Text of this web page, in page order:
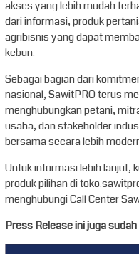
akses yang lebih mudah
dari informasi, produk
agribisnis yang dapat
kebun.
Sebagai bagian dari
nasional, SawitPRO terus
menghubungkan petani,
usaha, dan stakeholder
bersama secara lebih
Untuk informasi lebih lanjut,
produk pilihan di
menghubungi Call Center
Press Release ini juga